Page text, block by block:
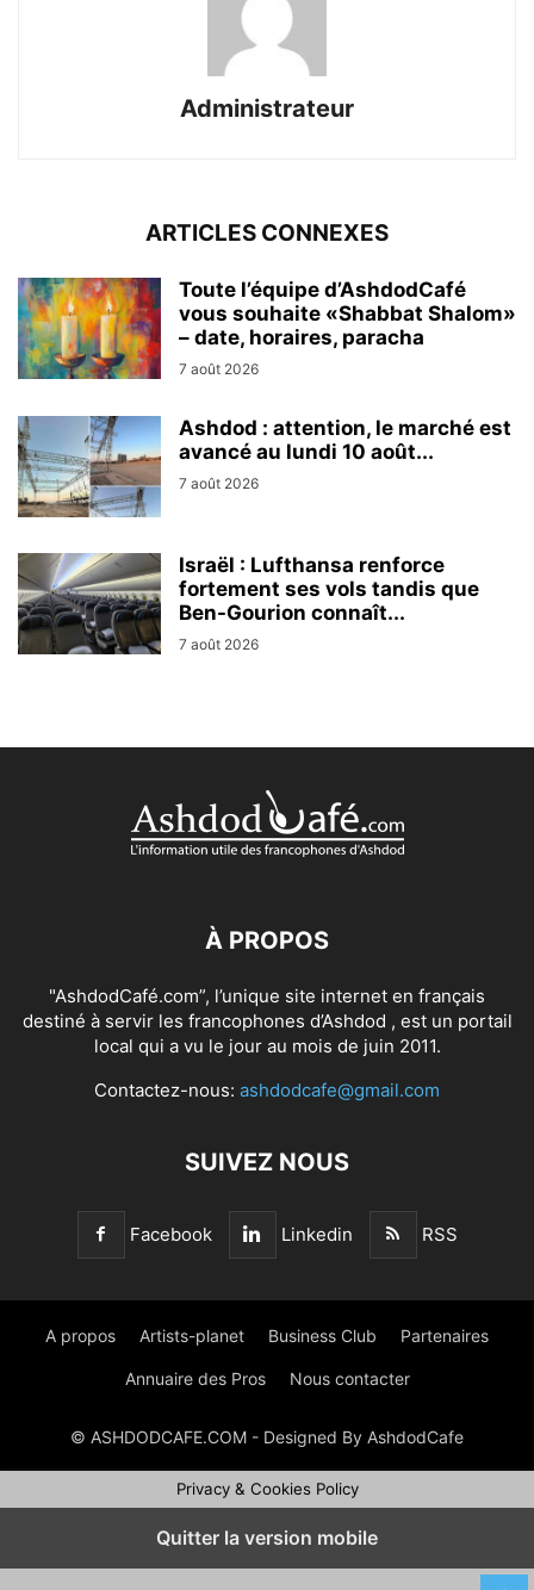
Administrateur
ARTICLES CONNEXES
Toute l’équipe d’AshdodCafé
vous souhaite «Shabbat Shalom»
– date, horaires, paracha
7 août 2026
Ashdod : attention, le marché est
avancé au lundi 10 août...
7 août 2026
Israël : Lufthansa renforce
fortement ses vols tandis que
Ben-Gourion connaît...
7 août 2026
À PROPOS
"AshdodCafé.com”, l’unique site internet en français
destiné à servir les francophones d’Ashdod , est un portail
local qui a vu le jour au mois de juin 2011.
Contactez-nous: ashdodcafe@gmail.com
SUIVEZ NOUS
Facebook Linkedin RSS
A propos Artists-planet Business Club Partenaires
Annuaire des Pros Nous contacter
© ASHDODCAFE.COM - Designed By AshdodCafe
Privacy & Cookies Policy
Quitter la version mobile